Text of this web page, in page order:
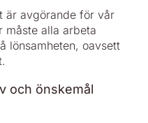
är avgörande för vår
måste alla arbeta
lönsamheten, oavsett
och önskemål